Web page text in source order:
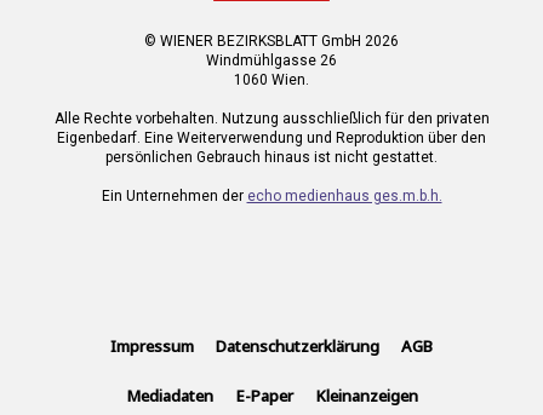
© WIENER BEZIRKSBLATT GmbH 2026
Windmühlgasse 26
1060 Wien.
Alle Rechte vorbehalten. Nutzung ausschließlich für den privaten
Eigenbedarf. Eine Weiterverwendung und Reproduktion über den
persönlichen Gebrauch hinaus ist nicht gestattet.
Ein Unternehmen der echo medienhaus ges.m.b.h.
Impressum Datenschutzerklärung AGB
Mediadaten E-Paper Kleinanzeigen